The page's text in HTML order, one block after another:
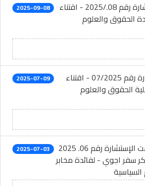
إعلان عن إجراء الإستشارة رقم 08./2025 - اقتناء
الحقوق والعلوم
2025-09-08
إعلان عن إجراء استشارة رقم 07/2025 - اقتناء
الحقوق والعلوم
2025-07-09
إعلان عن المنح المؤقت الإستشارة رقم 06. 2025
سفر اجوي - لفائدة مخابر
2025-07-03